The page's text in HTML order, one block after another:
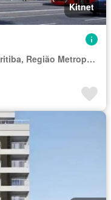
Kitnet
Região Geográfica Imediata de Curitiba, Região Metropolitana de Curitiba